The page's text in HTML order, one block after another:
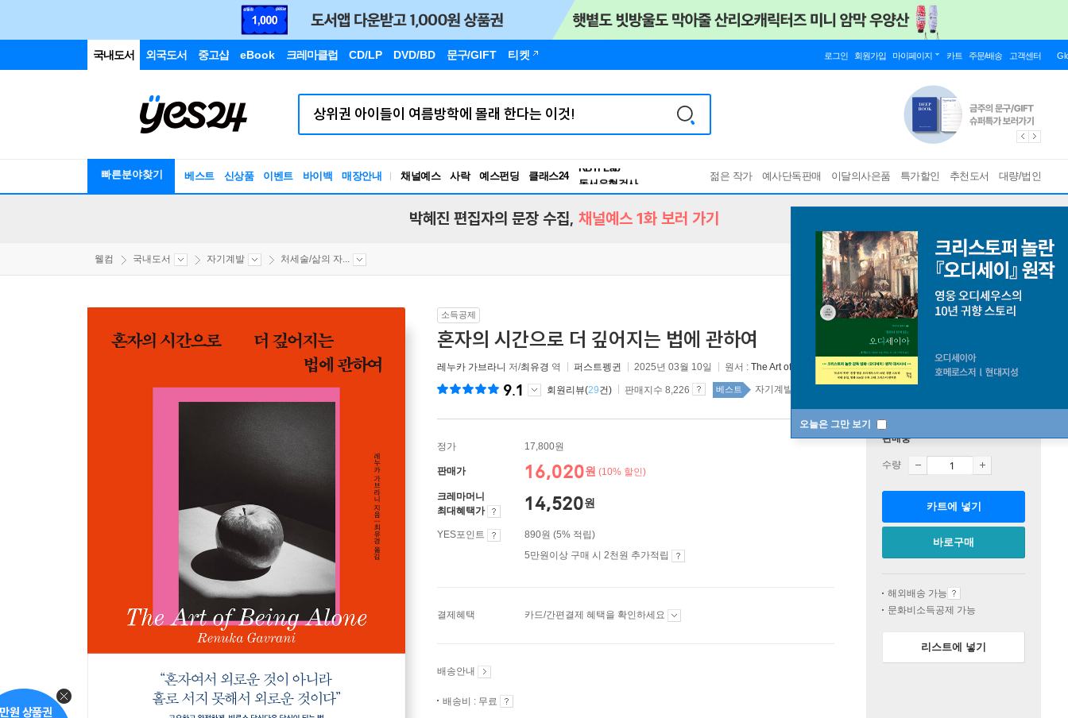
국내도서 외국도서 중고샵 eBook 크레마클럽 CD/LP DVD/BD 문구/GIFT 티켓 로그인 회원가입 마이페이지 카트 주문/배송 고객센터
빠른분야찾기 베스트 신상품 이벤트 바이백 매장안내 채널예스 사락 예스펀딩 클래스24
독서유형검사
RBTI Lab
젊은 작가 예사단독판매 이달의사은품 특가할인 추천도서 대량/법인
오늘은 그만 보기
박혜진 편집자의 문장 수집, 채널예스 1화 보러 가기
웰컴 국내도서 자기계발 처세술/삶의 자...
소득공제
혼자의 시간으로 더 깊어지는 법에 관하여
레누카 가브라니 저/최유경 역 퍼스트펭귄 2025년 03월 10일 원서 : The Art of Being Alone
9.1 회원리뷰(29건) 판매지수 8,226 베스트 자기계발 top20 1주
정가 17,800원
판매가 16,020원 (10% 할인)
크레마머니
최대혜택가
14,520원
YES포인트
890원 (5% 적립)
5만원이상 구매 시 2천원 추가적립
결제혜택 카드/간편결제 혜택을 확인하세요
배송안내
배송비 : 무료
판매중
수량
카트에 넣기
바로구매
해외배송 가능
문화비소득공제 가능
리스트에 넣기